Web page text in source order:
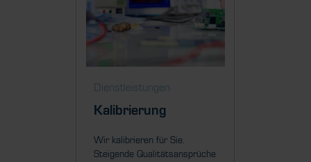
Dienstleistungen
Kalibrierung
Wir kalibrieren für Sie.
Steigende Qualitätsansprüche